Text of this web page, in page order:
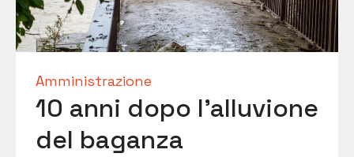
Amministrazione
10 anni dopo l’alluvione
del baganza